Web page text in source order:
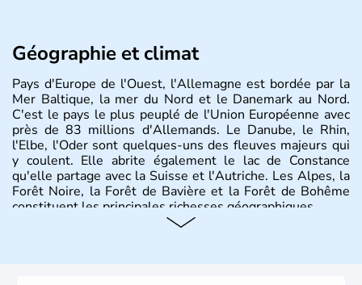
Géographie et climat
Pays d'Europe de l'Ouest, l'Allemagne est bordée par la
Mer Baltique, la mer du Nord et le Danemark au Nord.
C'est le pays le plus peuplé de l'Union Européenne avec
près de 83 millions d'Allemands. Le Danube, le Rhin,
l'Elbe, l'Oder sont quelques-uns des fleuves majeurs qui
y coulent. Elle abrite également le lac de Constance
qu'elle partage avec la Suisse et l'Autriche. Les Alpes, la
Forêt Noire, la Forêt de Bavière et la Forêt de Bohême
constituent les principales richesses géographiques.